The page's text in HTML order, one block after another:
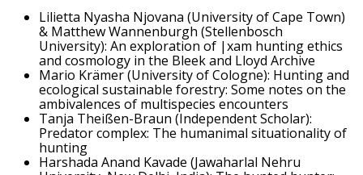
Lilietta Nyasha Njovana (University of Cape Town)
& Matthew Wannenburgh (Stellenbosch
University): An exploration of |xam hunting ethics
and cosmology in the Bleek and Lloyd Archive
Mario Krämer (University of Cologne): Hunting and
ecological sustainable forestry: Some notes on the
ambivalences of multispecies encounters
Tanja Theißen-Braun (Independent Scholar):
Predator complex: The humanimal situationality of
hunting
Harshada Anand Kavade (Jawaharlal Nehru